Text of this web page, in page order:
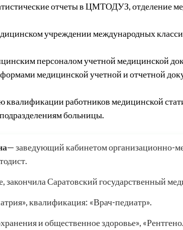
отчеты в ЦМТОДУЗ, отделение
учреждении международных
персоналом учетной медицинской
медицинской учетной и отчетной
работников медицинской
больницы.
— заведующий кабинетом организационно-
Саратовский государственный
квалификация: «Врач-педиатр».
и общественное здоровье»,